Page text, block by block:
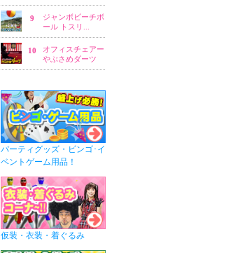
パーティグッズ・ビンゴ･イ
ベントゲーム用品！
仮装・衣装・着ぐるみ